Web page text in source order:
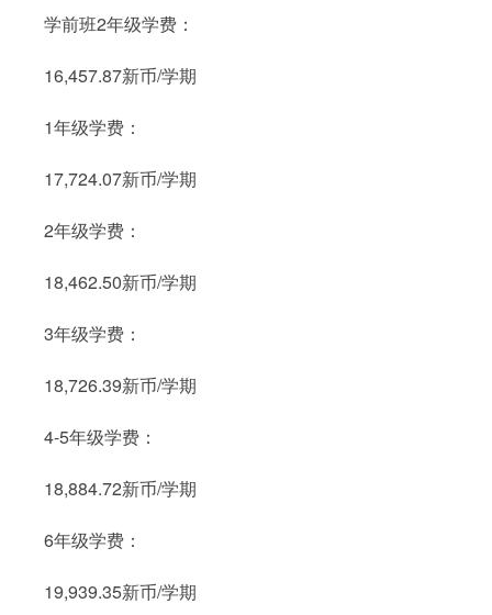
学前班2年级学费：
16,457.87新币/学期
1年级学费：
17,724.07新币/学期
2年级学费：
18,462.50新币/学期
3年级学费：
18,726.39新币/学期
4-5年级学费：
18,884.72新币/学期
6年级学费：
19,939.35新币/学期